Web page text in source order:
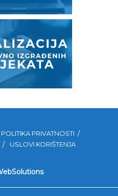
POLITIKA PRIVATNOSTI
USLOVI KORIŠTENJA